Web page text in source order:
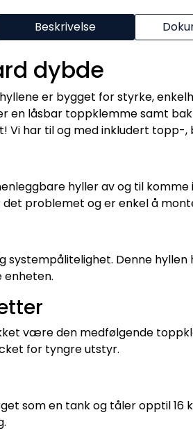
Beskrivelse
dybde
er bygget for styrke,
en låsbar toppklemme samt
Vi har til og med inkludert
hyller av og til
problemet og er enkel å
Denne
enheten.
være den medfølgende
for tyngre utstyr.
som en tank og tåler opptil